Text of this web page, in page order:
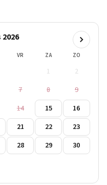
VR ZA ZO
1
2
7 8
9
14 15
16
21 22
23
28 29
30